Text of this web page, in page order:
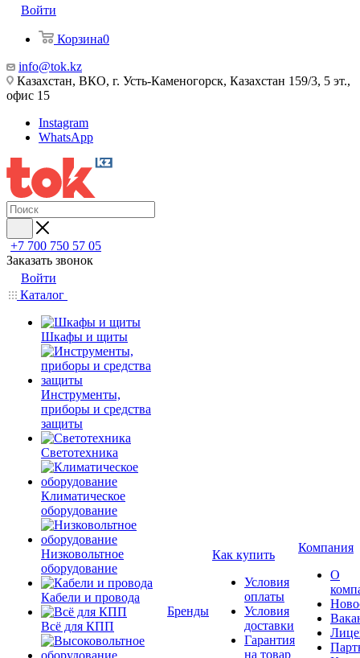
Войти
Корзина0
info@tok.kz
Казахстан, ВКО, г. Усть-Каменогорск, Казахстан 159/3, 5 эт.,
офис 15
Instagram
WhatsApp
+7 700 750 57 05
Заказать звонок
Войти
Каталог
Шкафы и щиты
Инструменты,
приборы и средства
защиты
Светотехника
Климатическое
оборудование
Низковольтное
оборудование
Кабели и провода
Всё для КПП
Бренды
Как купить
Условия
оплаты
Условия
доставки
Гарантия
на товар
Компания
О